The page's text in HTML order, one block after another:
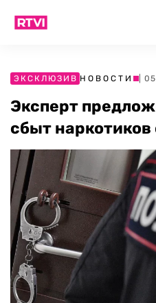
ЭКСКЛЮЗИВ НОВОСТИ |
Эксперт
сбыт наркотиков